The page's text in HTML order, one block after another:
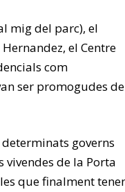
mig del parc), el
el Centre
com
ser promogudes de
governs
vivendes de la Porta
que finalment